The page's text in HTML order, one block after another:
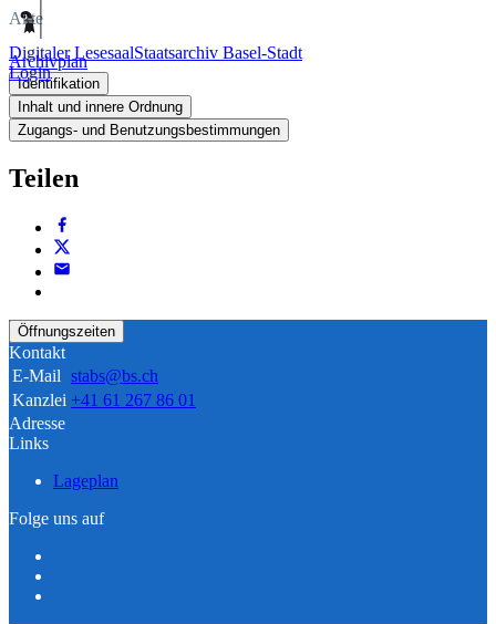
Digitaler LesesaalStaatsarchiv Basel-Stadt
Login
Akte
Archivplan
Identifikation
Inhalt und innere Ordnung
Zugangs- und Benutzungsbestimmungen
Teilen
Öffnungszeiten
Kontakt
E-Mail stabs@bs.ch
Kanzlei +41 61 267 86 01
Adresse
Links
Lageplan
Folge uns auf